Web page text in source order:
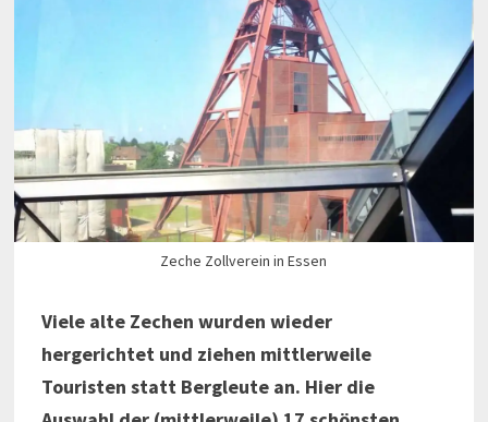
Zeche Zollverein in Essen
Viele alte Zechen wurden wieder
hergerichtet und ziehen mittlerweile
Touristen statt Bergleute an. Hier die